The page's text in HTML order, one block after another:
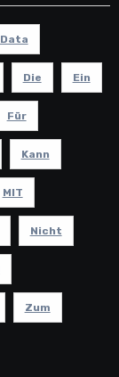
Data
Die Ein
Für
Kann
MIT
Nicht
Zum